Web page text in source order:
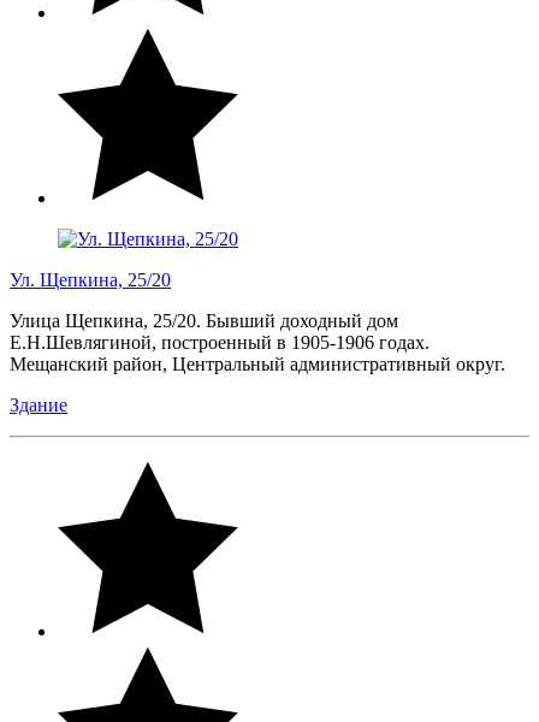
Ул. Щепкина, 25/20
Улица Щепкина, 25/20. Бывший доходный дом
Е.Н.Шевлягиной, построенный в 1905-1906 годах.
Мещанский район, Центральный административный округ.
Здание